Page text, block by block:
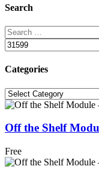
Search
Search
for:
Categories
Categories
Off the Shelf
Free